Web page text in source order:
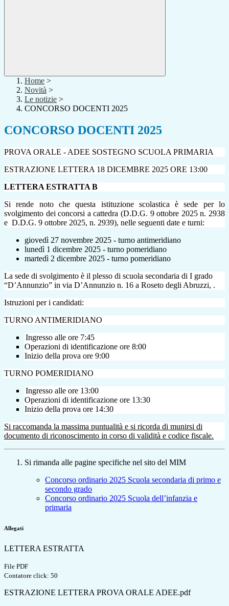
Home >
Novità >
Le notizie >
CONCORSO DOCENTI 2025
CONCORSO DOCENTI 2025
PROVA ORALE - ADEE SOSTEGNO SCUOLA PRIMARIA
ESTRAZIONE LETTERA 18 DICEMBRE 2025 ORE 13:00
LETTERA ESTRATTA B
Si rende notoche questa istituzione scolastica è sede per lo
svolgimento dei concorsi a cattedra (D.D.G. 9 ottobre 2025 n. 2938
e D.D.G. 9 ottobre 2025, n. 2939), nelle seguenti date e turni:
giovedì 27 novembre 2025 - turno antimeridiano
lunedì 1 dicembre 2025 - turno pomeridiano
martedì 2 dicembre 2025 - turno pomeridiano
La sede di svolgimento è il plesso di scuola secondaria di I grado
“D’Annunzio” in via D’Annunzio n. 16 a Roseto degli Abruzzi, .
Istruzioni per i candidati:
TURNO ANTIMERIDIANO
Ingresso alle ore 7:45
Operazioni di identificazione ore 8:00
Inizio della prova ore 9:00
TURNO POMERIDIANO
Ingresso alle ore 13:00
Operazioni di identificazione ore 13:30
Inizio della prova ore 14:30
Si raccomanda la massima puntualità e si ricorda di munirsi di
documento di riconoscimento in corso di validità e codice fiscale.
Si rimanda alle pagine specifiche nel sito del MIM
Concorso ordinario 2025 Scuola secondaria di primo e
secondo grado
Concorso ordinario 2025 Scuola dell’infanzia e
primaria
Allegati
LETTERA ESTRATTA
File PDF
Contatore click: 50
ESTRAZIONE LETTERA PROVA ORALE ADEE.pdf